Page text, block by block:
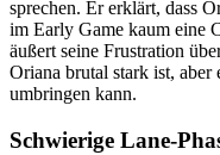
sprechen. Er erklärt, dass
im Early Game kaum eine
äußert seine Frustration
Oriana brutal stark ist, aber
umbringen kann.
Schwierige Lane-